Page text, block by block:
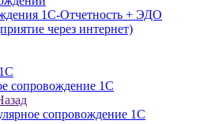
1С-Отчетность + ЭДО
через интернет)
сопровождение 1С
сопровождение 1С